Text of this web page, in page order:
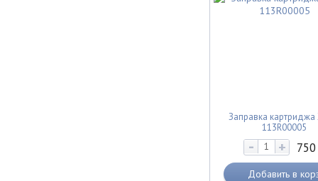
Заправка картриджа
113R00005
- +
Добавить в